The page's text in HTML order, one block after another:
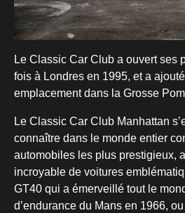
Le Classic Car Club a ouvert ses
fois à Londres en 1995, et a
emplacement dans la Grosse
Le Classic Car Club Manhattan
connaître dans le monde entier
automobiles les plus prestigieux,
incroyable de voitures
GT40 qui a émerveillé tout le
d’endurance du Mans en 1966,